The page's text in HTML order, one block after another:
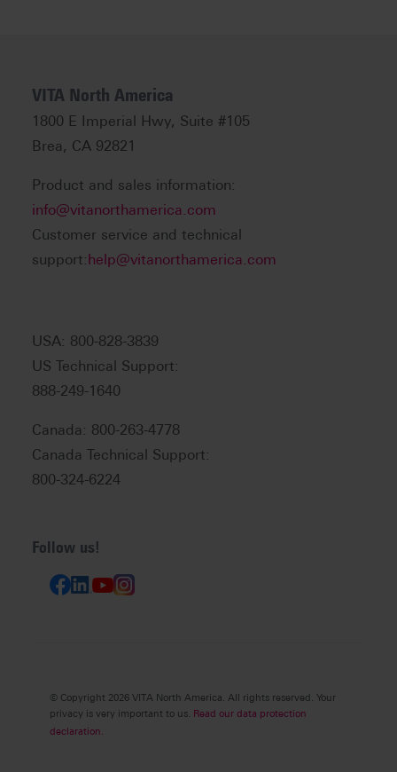
VITA North America
1800 E Imperial Hwy, Suite #105
Brea, CA 92821
Product and sales information:
info@vitanorthamerica.com
Customer service and technical
support: help@vitanorthamerica.com
USA: 800-828-3839
US Technical Support:
888-249-1640
Canada: 800-263-4778
Canada Technical Support:
800-324-6224
Follow us!
© Copyright 2026 VITA North America. All rights reserved. Your
privacy is very important to us. Read our data protection
declaration.